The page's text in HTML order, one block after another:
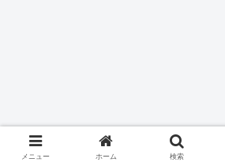
メニュー ホーム 検索